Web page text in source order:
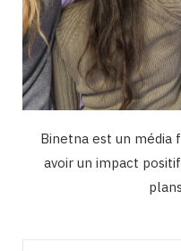
Binetna est un média
avoir un impact